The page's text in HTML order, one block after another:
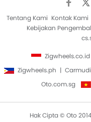
Tentang Kami Kontak Kami
Kebijakan
Zigwheels.co.id
Zigwheels.ph
Oto.com.sg
Hak Cipta © Oto